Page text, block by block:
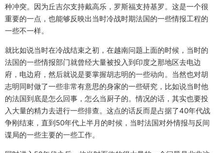
种冲突。因为丘吉尔支持戴高乐，罗斯福支持基罗。这是一个很
重要的一点，也能够反映出当时冷战时期法国的一些情报工程的
一些不一样。
就比如说当时在冷战结束之初，在越南问题上面的时候，当时的
法国的一些情报部门就曾经大量被投入到印度之那地区去电边
府，电边府，然后就说是要掌握胡志明的一些动向。当然也对胡
志明同时做了一些非常有意思的身家的一些研究，比如说当时他
的法国到底是怎么回事，怎么当厨子的。情况的话，其实也要投
入大量的精力去进行一些排查。这点的话反而是占据了40年代战
争刚结束，直到50年代上半月的时候，当时法国对外情报与反间
谍局的一些主要的一些工作。